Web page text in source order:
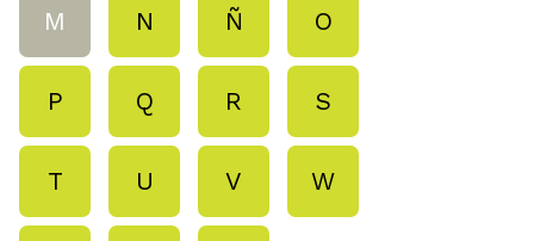
M N Ñ O
P Q R S
T U V W